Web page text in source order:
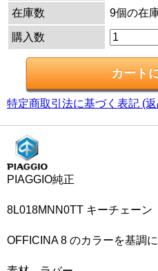
在庫数
9個の在
購入数
特定商取引法に基づく表記 (
PIAGGIO純正
8L018MNN0TT キーチェーン
OFFICINA 8 のカラーを基調